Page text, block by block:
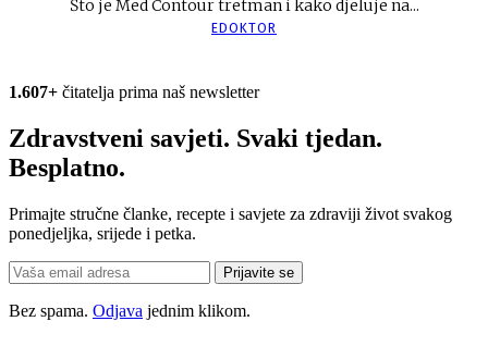
Što je Med Contour tretman i kako djeluje na...
EDOKTOR
1.607+ čitatelja prima naš newsletter
Zdravstveni savjeti. Svaki tjedan.
Besplatno.
Primajte stručne članke, recepte i savjete za zdraviji život svakog
ponedjeljka, srijede i petka.
Prijavite se
Bez spama. Odjava jednim klikom.